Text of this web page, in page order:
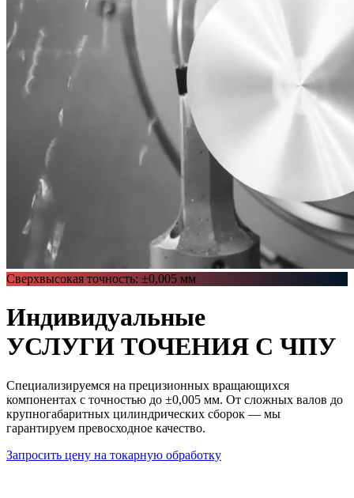
Сверхвысокая точность: ±0,005 мм
Индивидуальные
УСЛУГИ ТОЧЕНИЯ С ЧПУ
Специализируемся на прецизионных вращающихся
компонентах с точностью до ±0,005 мм. От сложных валов до
крупногабаритных цилиндрических сборок — мы
гарантируем превосходное качество.
Запросить цену на токарную обработку